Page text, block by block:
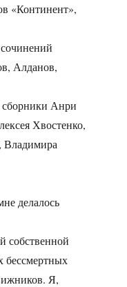
«Континент»,
Алданов,
Анри
Хвостенко,
Владимира
делалось
собственной
бессмертных
Я,